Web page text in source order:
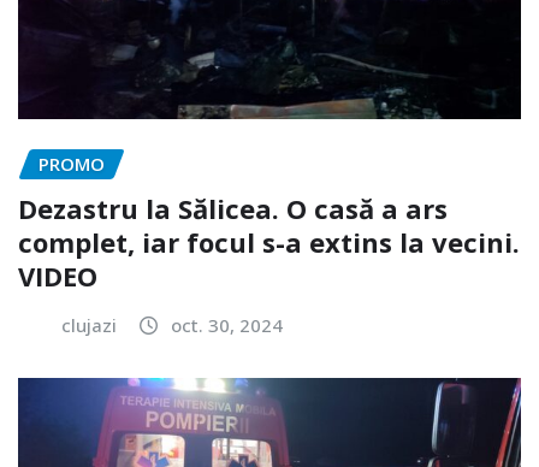
PROMO
Dezastru la Sălicea. O casă a ars
complet, iar focul s-a extins la vecini.
VIDEO
clujazi oct. 30, 2024